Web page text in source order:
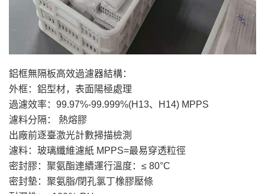
鋁框無隔板高效過濾器結構：
外框：鋁型材，表面陽極處理
過濾效率：99.97%-99.999%(H13、H14) MPPS
濾料分隔： 熱熔膠
出廠前逐臺激光計數掃描檢測
濾料：玻璃纖維濾紙 MPPS=最易穿透粒徑
密封膠：聚氨酯連續運行溫度：≤ 80°C
密封墊：聚氨脂/閉孔氯丁橡膠壓條